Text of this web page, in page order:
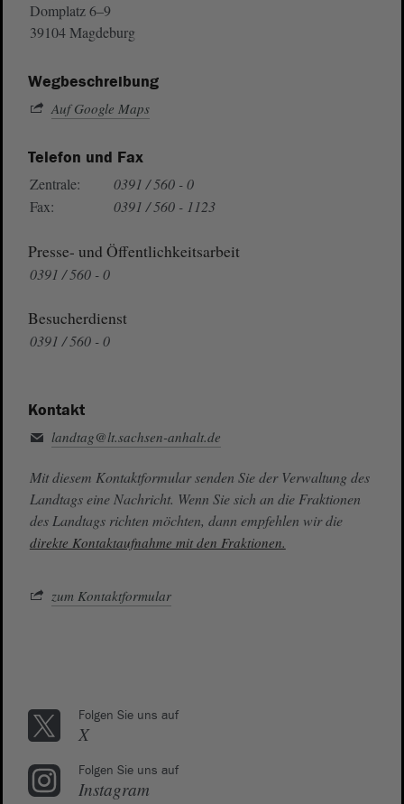
Domplatz 6–9
39104 Magdeburg
Wegbeschreibung
Auf Google Maps
Telefon und Fax
Zentrale:
0391 / 560 - 0
Fax:
0391 / 560 - 1123
Presse- und Öffentlichkeitsarbeit
0391 / 560 - 0
Besucherdienst
0391 / 560 - 0
Kontakt
landtag@lt.sachsen-anhalt.de
Mit diesem Kontaktformular senden Sie der Verwaltung des
Landtags eine Nachricht. Wenn Sie sich an die Fraktionen
des Landtags richten möchten, dann empfehlen wir die
direkte Kontaktaufnahme mit den Fraktionen.
zum Kontaktformular
Folgen Sie uns auf
X
Folgen Sie uns auf
Instagram